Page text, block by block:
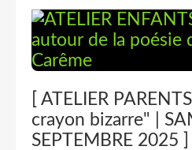
[ ATELIER
crayon bizarre" |
SEPTEMBRE 2025